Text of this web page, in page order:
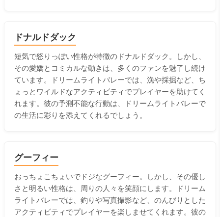
ドナルドダック
短気で怒りっぽい性格が特徴のドナルドダック。しかし、
その愛嬌とコミカルな動きは、多くのファンを魅了し続け
ています。ドリームライトバレーでは、漁や採掘など、ち
ょっとワイルドなアクティビティでプレイヤーを助けてく
れます。彼の予測不能な行動は、ドリームライトバレーで
の生活に彩りを添えてくれるでしょう。
グーフィー
おっちょこちょいでドジなグーフィー。しかし、その優し
さと明るい性格は、周りの人々を笑顔にします。ドリーム
ライトバレーでは、釣りや写真撮影など、のんびりとした
アクティビティでプレイヤーを楽しませてくれます。彼の